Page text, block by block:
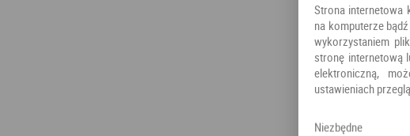
Strona internetowa
na komputerze
wykorzystaniem
stronę internetową
elektroniczną,
ustawieniach
Niezbędne